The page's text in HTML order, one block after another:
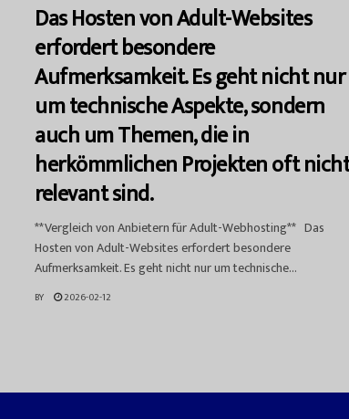
Das Hosten von Adult-Websites
erfordert besondere
Aufmerksamkeit. Es geht nicht nur
um technische Aspekte, sondern
auch um Themen, die in
herkömmlichen Projekten oft
relevant sind.
**Vergleich von Anbietern für Adult-Webhosting** Das
Hosten von Adult-Websites erfordert besondere
Aufmerksamkeit. Es geht nicht nur um technische...
BY 2026-02-12